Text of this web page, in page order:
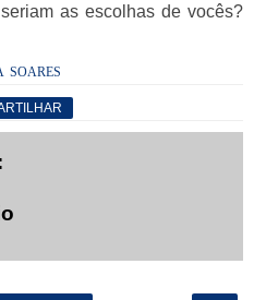
as escolhas de vocês?
SOARES